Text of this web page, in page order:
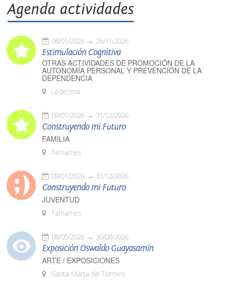
Agenda actividades
08/01/2026 26/11/2026
Estimulación Cognitiva
OTRAS ACTIVIDADES DE PROMOCIÓN DE LA
AUTONOMÍA PERSONAL Y PREVENCIÓN DE LA
DEPENDENCIA
Ledesma
09/01/2026 31/12/2026
Construyendo mi Futuro
FAMILIA
Tamames
09/01/2026 31/12/2026
Construyendo mi Futuro
JUVENTUD
Tamames
08/05/2026 30/08/2026
Exposición Oswaldo Guayasamín
ARTE / EXPOSICIONES
Santa Marta de Tormes